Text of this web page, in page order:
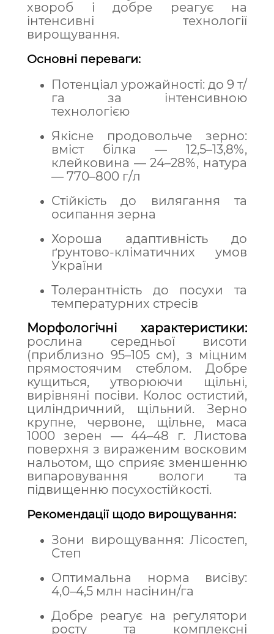
хвороб і добре реагує на
інтенсивні технології
вирощування.
Основні переваги:
Потенціал урожайності: до 9 т/
га за інтенсивною
технологією
Якісне продовольче зерно:
вміст білка — 12,5–13,8%,
клейковина — 24–28%, натура
— 770–800 г/л
Стійкість до вилягання та
осипання зерна
Хороша адаптивність до
ґрунтово-кліматичних умов
України
Толерантність до посухи та
температурних стресів
Морфологічні характеристики:
рослина середньої висоти
(приблизно 95–105 см), з міцним
прямостоячим стеблом. Добре
кущиться, утворюючи щільні,
вирівняні посіви. Колос остистий,
циліндричний, щільний. Зерно
крупне, червоне, щільне, маса
1000 зерен — 44–48 г. Листова
поверхня з вираженим восковим
нальотом, що сприяє зменшенню
випаровування вологи та
підвищенню посухостійкості.
Рекомендації щодо вирощування:
Зони вирощування: Лісостеп,
Степ
Оптимальна норма висіву:
4,0–4,5 млн насінин/га
Добре реагує на регулятори
росту та комплексні